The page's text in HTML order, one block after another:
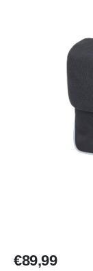
€89,99